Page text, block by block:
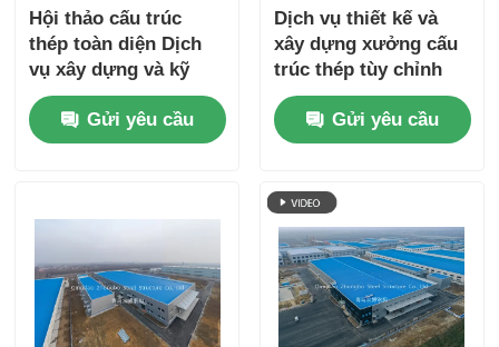
Hội thảo cấu trúc
thép toàn diện Dịch
vụ xây dựng và kỹ
thuật để thành công
dự án công nghiệp
Gửi yêu cầu
Dịch vụ thiết kế và
xây dựng xưởng cấu
trúc thép tùy chỉnh
cho các ứng dụng
công nghiệp đa dạng
Gửi yêu cầu